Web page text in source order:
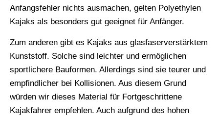
Anfangsfehler nichts ausmachen, gelten Polyethylen
Kajaks als besonders gut geeignet für Anfänger.
Zum anderen gibt es Kajaks aus glasfaserverstärktem
Kunststoff. Solche sind leichter und ermöglichen
sportlichere Bauformen. Allerdings sind sie teurer und
empfindlicher bei Kollisionen. Aus diesem Grund
würden wir dieses Material für Fortgeschrittene
Kajakfahrer empfehlen. Auch aufgrund des hohen